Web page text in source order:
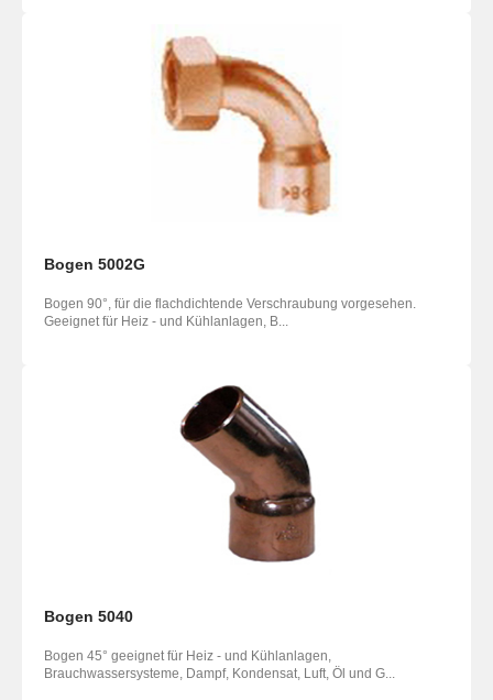
Bogen 5002G
Bogen 90°, für die flachdichtende Verschraubung vorgesehen.
Geeignet für Heiz - und Kühlanlagen, B...
Bogen 5040
Bogen 45° geeignet für Heiz - und Kühlanlagen,
Brauchwassersysteme, Dampf, Kondensat, Luft, Öl und G...